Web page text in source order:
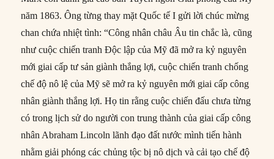
năm 1863. Ông từng thay mặt Quốc tế I gửi lời chúc mừng
chan chứa nhiệt tình: “Công nhân châu Âu tin chắc là, cũng
như cuộc chiến tranh Độc lập của Mỹ đã mở ra kỷ nguyên
mới giai cấp tư sản giành thắng lợi, cuộc chiến tranh chống
chế độ nô lệ của Mỹ sẽ mở ra kỷ nguyên mới giai cấp công
nhân giành thắng lợi. Họ tin rằng cuộc chiến đấu chưa từng
có trong lịch sử do người con trung thành của giai cấp công
nhân Abraham Lincoln lãnh đạo đất nước mình tiến hành
nhằm giải phóng các chủng tộc bị nô dịch và cải tạo chế độ